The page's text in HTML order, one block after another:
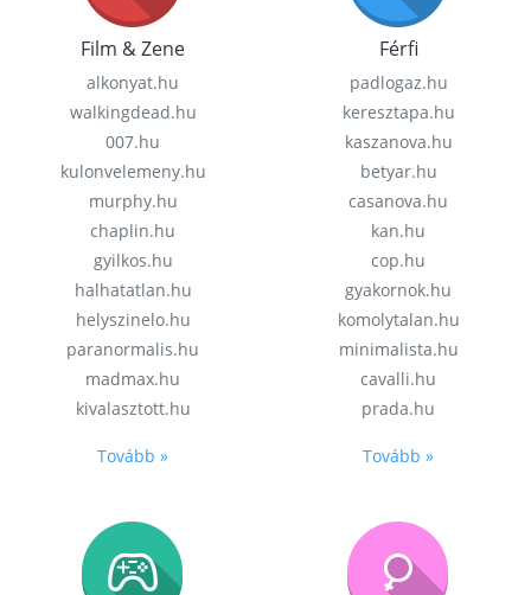
Film & Zene
alkonyat.hu
walkingdead.hu
007.hu
kulonvelemeny.hu
murphy.hu
chaplin.hu
gyilkos.hu
halhatatlan.hu
helyszinelo.hu
paranormalis.hu
madmax.hu
kivalasztott.hu
Tovább »
Férfi
padlogaz.hu
keresztapa.hu
kaszanova.hu
betyar.hu
casanova.hu
kan.hu
cop.hu
gyakornok.hu
komolytalan.hu
minimalista.hu
cavalli.hu
prada.hu
Tovább »